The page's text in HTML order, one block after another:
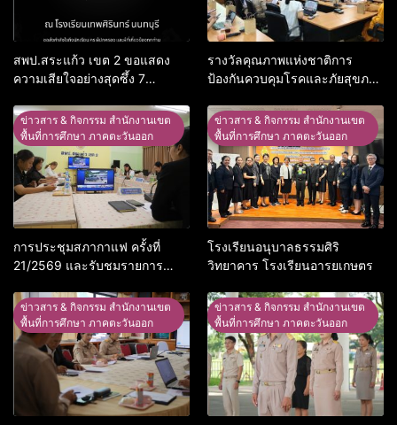
สพป.สระแก้ว เขต 2 ขอแสดง
ความเสียใจอย่างสุดซึ้ง 7
รางวัลคุณภาพแห่งชาติการ
ป้องกันควบคุมโรคและภัยสุขภาพ
ข่าวสาร & กิจกรรม สำนักงานเขต
พื้นที่การศึกษา ภาคตะวันออก
การประชุมสภากาแฟ ครั้งที่
21/2569 และรับชมรายการ
30/2569
ข่าวสาร & กิจกรรม สำนักงานเขต
พื้นที่การศึกษา ภาคตะวันออก
โรงเรียนอนุบาลธรรมศิริ
วิทยาคาร โรงเรียนอารยเกษตร
ข่าวสาร & กิจกรรม สำนักงานเขต
พื้นที่การศึกษา ภาคตะวันออก
ข่าวสาร & กิจกรรม สำนักงานเขต
พื้นที่การศึกษา ภาคตะวันออก